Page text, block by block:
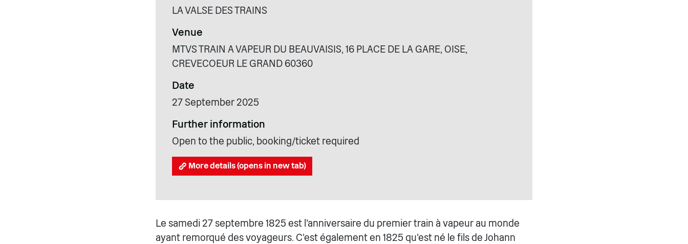
LA VALSE DES TRAINS
Venue
MTVS TRAIN A VAPEUR DU BEAUVAISIS, 16 PLACE DE LA GARE, OISE,
CREVECOEUR LE GRAND 60360
Date
27 September 2025
Further information
Open to the public, booking/ticket required
More details (opens in new tab)
Le samedi 27 septembre 1825 est l’anniversaire du premier train à vapeur au monde
ayant remorqué des voyageurs. C’est également en 1825 qu’est né le fils de Johann